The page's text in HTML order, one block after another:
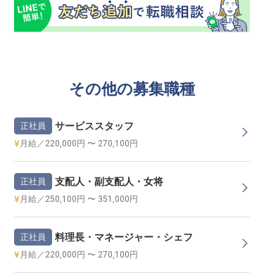
その他の募集職種
正社員 サービススタッフ
月給／220,000円 〜 270,100円
正社員 支配人・副支配人・女将
月給／250,100円 〜 351,000円
正社員 料理長・マネージャー・シェフ
月給／220,000円 〜 270,100円